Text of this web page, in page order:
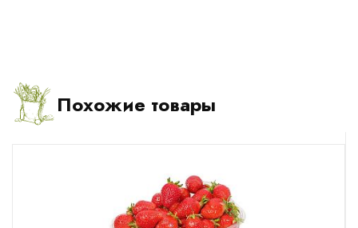
Похожие товары